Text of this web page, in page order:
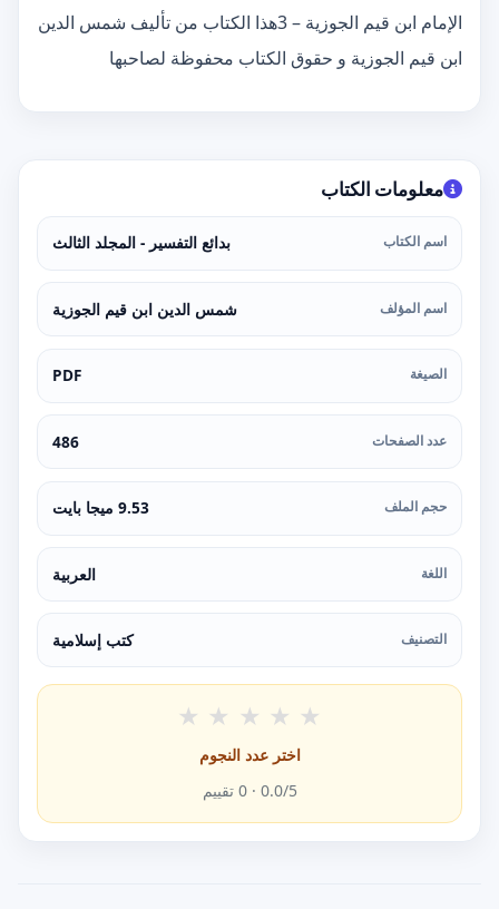
الإمام ابن قيم الجوزية – 3هذا الكتاب من تأليف شمس الدين
ابن قيم الجوزية و حقوق الكتاب محفوظة لصاحبها
معلومات الكتاب
اسم الكتاب بدائع التفسير - المجلد الثالث
اسم المؤلف شمس الدين ابن قيم الجوزية
الصيغة PDF
عدد الصفحات 486
حجم الملف 9.53 ميجا بايت
اللغة العربية
التصنيف كتب إسلامية
★ ★ ★ ★ ★
اختر عدد النجوم
0.0/5 ·
0 تقييم